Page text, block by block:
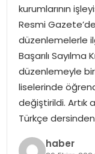
TEKNOLOJI
EĞITIM
GENEL
kurumlarının
Resmi
düzenlemelerle
Başarılı
düzenlemeyle
liselerinde
değiştirildi. Artık
Türkçe
haber